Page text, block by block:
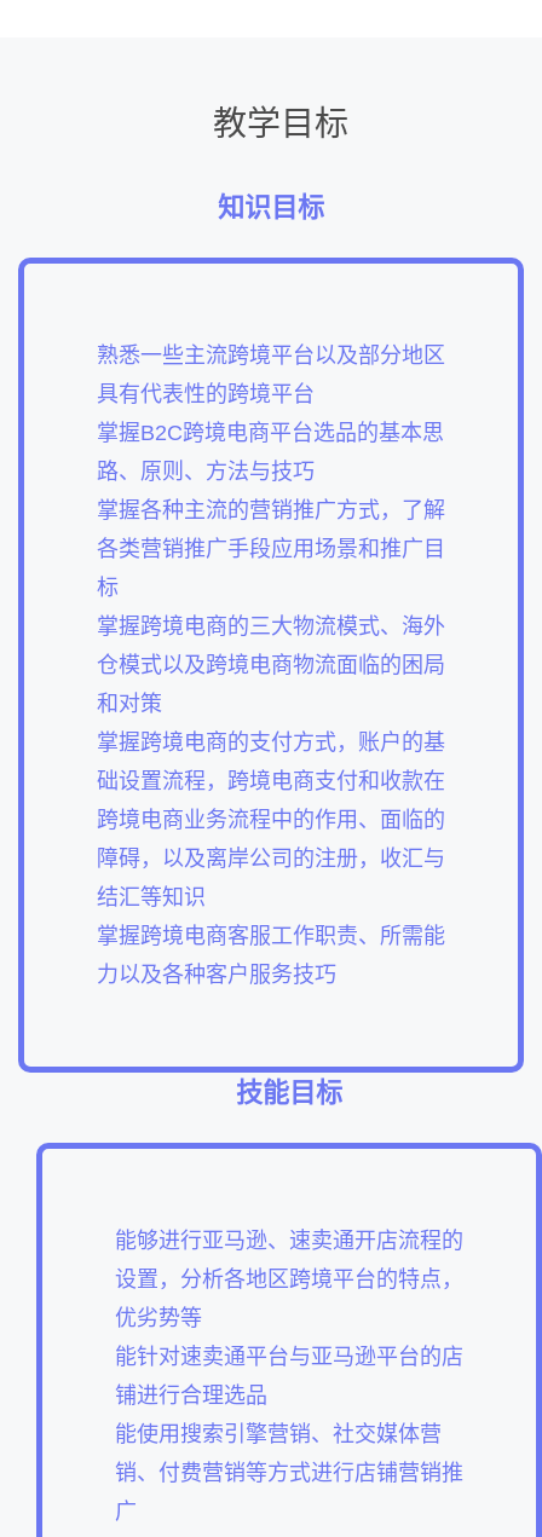
教学目标
知识目标
熟悉一些主流跨境平台以及部分地区
具有代表性的跨境平台
掌握B2C跨境电商平台选品的基本思
路、原则、方法与技巧
掌握各种主流的营销推广方式，了解
各类营销推广手段应用场景和推广目
标
掌握跨境电商的三大物流模式、海外
仓模式以及跨境电商物流面临的困局
和对策
掌握跨境电商的支付方式，账户的基
础设置流程，跨境电商支付和收款在
跨境电商业务流程中的作用、面临的
障碍，以及离岸公司的注册，收汇与
结汇等知识
掌握跨境电商客服工作职责、所需能
力以及各种客户服务技巧
技能目标
能够进行亚马逊、速卖通开店流程的
设置，分析各地区跨境平台的特点，
优劣势等
能针对速卖通平台与亚马逊平台的店
铺进行合理选品
能使用搜索引擎营销、社交媒体营
销、付费营销等方式进行店铺营销推
广